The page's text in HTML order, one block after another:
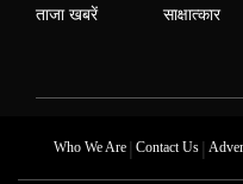
ताजा खबरें साक्षात्कार
Who We Are| Contact Us|